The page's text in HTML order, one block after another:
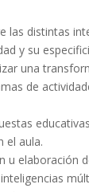
las distintas
y su
una
de
el aula.
u elaboración